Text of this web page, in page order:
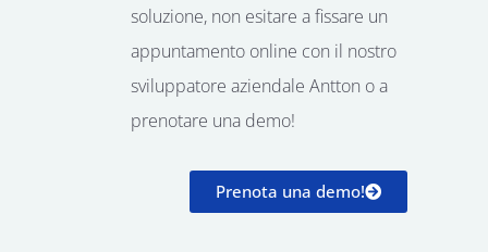
soluzione, non esitare a fissare un
appuntamento online con il nostro
sviluppatore aziendale Antton o a
prenotare una demo!
Prenota una demo!